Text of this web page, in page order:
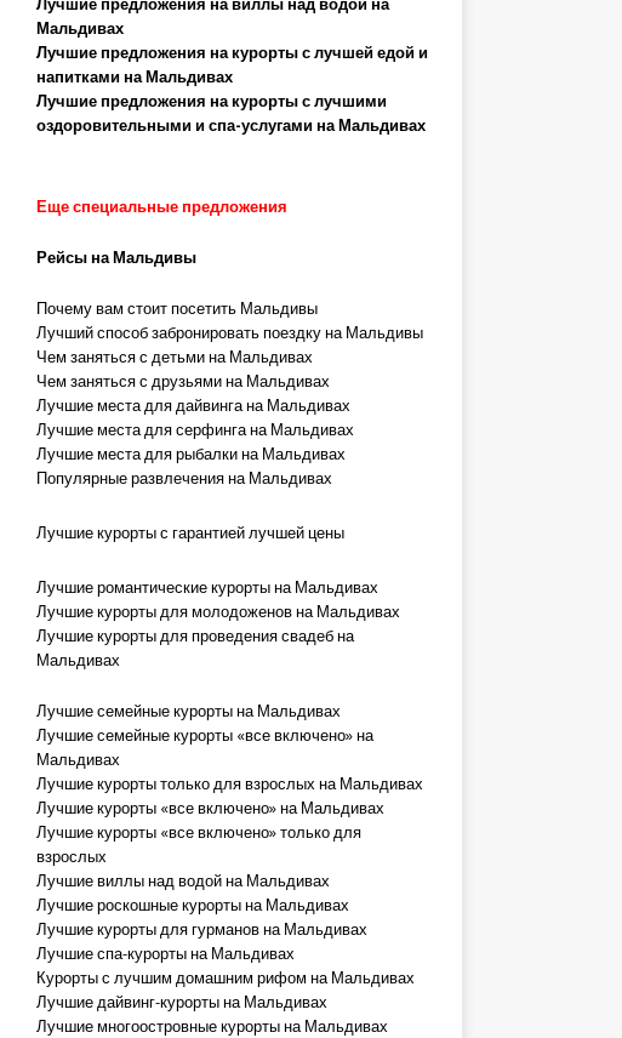
Мальдивах
Лучшие предложения на курорты с лучшей едой и
напитками на Мальдивах
Лучшие предложения на курорты с лучшими
оздоровительными и спа-услугами на Мальдивах
Еще специальные предложения
Рейсы на Мальдивы
Почему вам стоит посетить Мальдивы
Лучший способ забронировать поездку на Мальдивы
Чем заняться с детьми на Мальдивах
Чем заняться с друзьями на Мальдивах
Лучшие места для дайвинга на Мальдивах
Лучшие места для серфинга на Мальдивах
Лучшие места для рыбалки на Мальдивах
Популярные развлечения на Мальдивах
Лучшие курорты с гарантией лучшей цены
Лучшие романтические курорты на Мальдивах
Лучшие курорты для молодоженов на Мальдивах
Лучшие курорты для проведения свадеб на
Мальдивах
Лучшие семейные курорты на Мальдивах
Лучшие семейные курорты «все включено» на
Мальдивах
Лучшие курорты только для взрослых на Мальдивах
Лучшие курорты «все включено» на Мальдивах
Лучшие курорты «все включено» только для
взрослых
Лучшие виллы над водой на Мальдивах
Лучшие роскошные курорты на Мальдивах
Лучшие курорты для гурманов на Мальдивах
Лучшие спа-курорты на Мальдивах
Курорты с лучшим домашним рифом на Мальдивах
Лучшие дайвинг-курорты на Мальдивах
Лучшие многоостровные курорты на Мальдивах